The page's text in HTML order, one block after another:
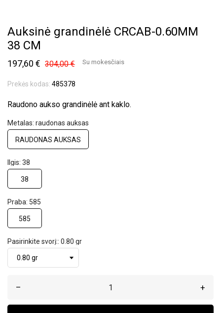
Auksinė grandinėlė CRCAB-0.60MM
38 CM
197,60 € 304,00 € Su mokesčiais
Prekės kodas: 485378
Raudono aukso grandinėlė ant kaklo.
Metalas: raudonas auksas
RAUDONAS AUKSAS
Ilgis: 38
38
Praba: 585
585
Pasirinkite svorį:: 0.80 gr
– +